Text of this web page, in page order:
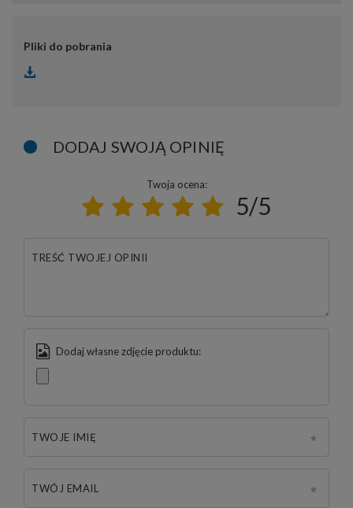
Pliki do pobrania
DODAJ SWOJĄ OPINIĘ
Twoja ocena:
5/5
TREŚĆ TWOJEJ OPINII
Dodaj własne zdjęcie produktu:
TWOJE IMIĘ
TWÓJ EMAIL